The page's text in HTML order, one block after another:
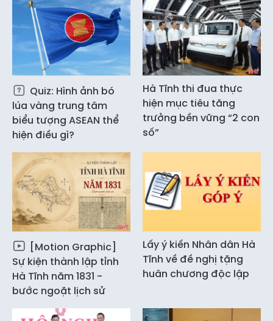
Quiz: Hình ảnh bó
lúa vàng trung tâm
biểu tượng ASEAN thể
hiện điều gì?
Hà Tĩnh thi đua thực
hiện mục tiêu tăng
trưởng bền vững “2 con
số”
[Motion Graphic]
Sự kiện thành lập tỉnh
Hà Tĩnh năm 1831 -
bước ngoặt lịch sử
Lấy ý kiến Nhân dân Hà
Tĩnh về đề nghị tặng
huân chương độc lập